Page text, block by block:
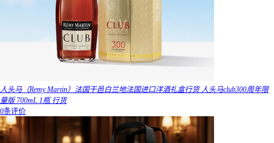
人头马（Remy Martin）法国干邑白兰地法国进口洋酒礼盒行货 人头马club300周年限
量版 700mL 1瓶 行货
0条评价